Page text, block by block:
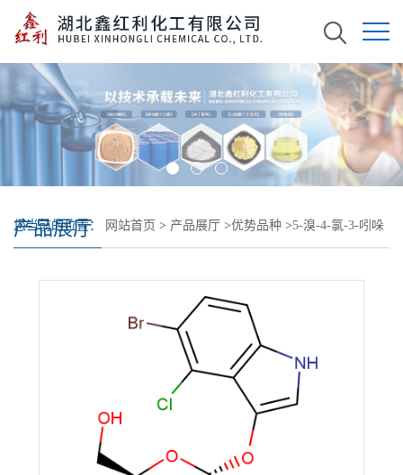
产品展厅
您当前的位置： 网站首页 > 产品展厅 >优势品种 >5-溴-4-氯-3-吲哚